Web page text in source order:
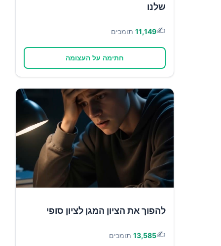
שלנו
✍️
11,149 תומכים
חתימה על העצומה
להפוך את הציון המגן לציון סופי
✍️
13,585 תומכים